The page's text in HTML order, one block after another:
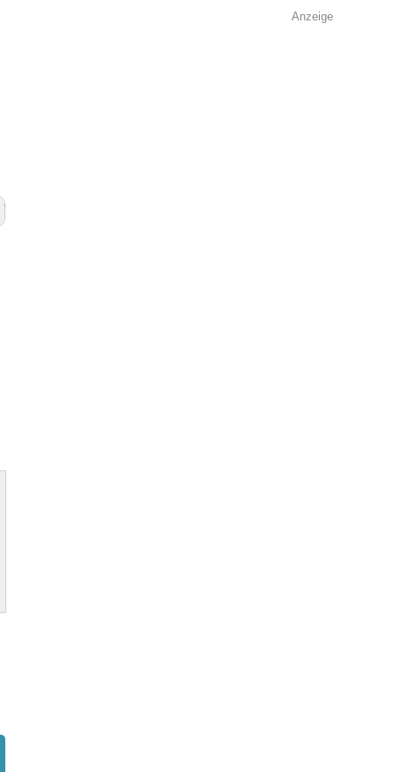
Anzeige